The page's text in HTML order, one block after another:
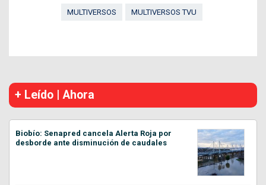
MULTIVERSOS
MULTIVERSOS TVU
+ Leído | Ahora
Biobío: Senapred cancela Alerta Roja por
desborde ante disminución de caudales